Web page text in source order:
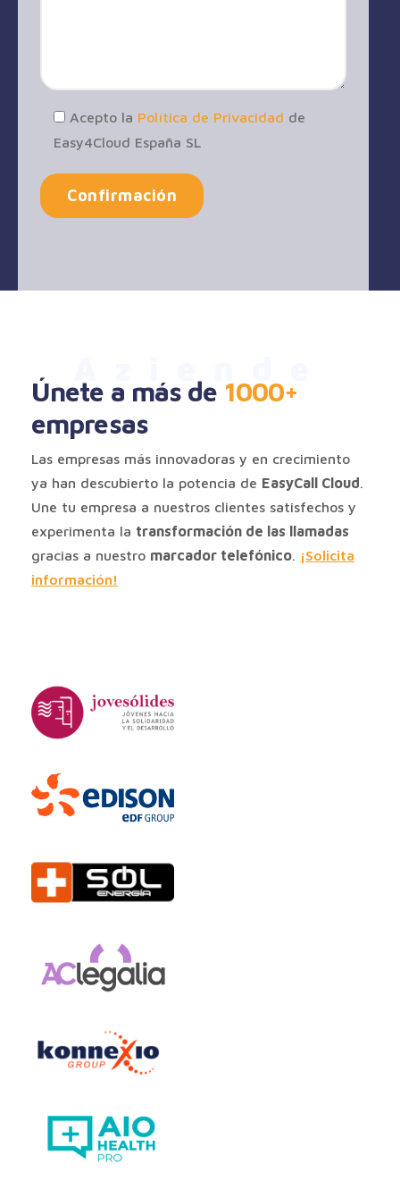
Acepto la Política de Privacidad de
Easy4Cloud España SL
Únete a más de 1000+
empresas
Las empresas más innovadoras y en crecimiento
ya han descubierto la potencia de EasyCall Cloud.
Une tu empresa a nuestros clientes satisfechos y
experimenta la transformación de las llamadas
gracias a nuestro marcador telefónico. ¡Solicita
información!